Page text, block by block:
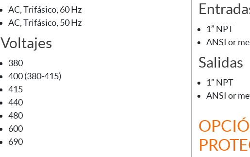
AC, Trifásico, 60 Hz
AC, Trifásico, 50 Hz
Voltajes
380
400 (380-415)
415
440
480
600
690
1” NPT
ANSI or
Salidas
1” NPT
ANSI or